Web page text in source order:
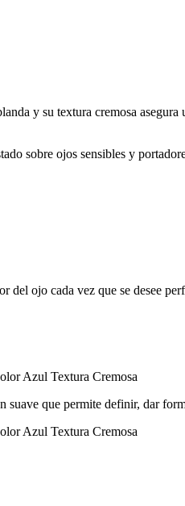
y su textura cremosa
sobre ojos sensibles y
del ojo cada vez que se desee
suave que permite definir, dar